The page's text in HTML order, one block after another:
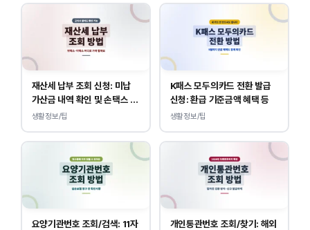
재산세 납부 조회 신청: 미납
가산금 내역 확인 및 손택스 이
택스 경로 안내
생활정보/팁
K패스 모두의카드 전환 발급
신청: 환급 기준금액 혜택 등
생활정보/팁
요양기관번호 조회/검색: 11자
개인통관번호 조회/찾기: 해외